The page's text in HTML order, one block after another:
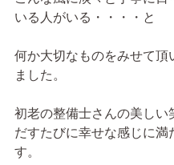
いる人がいる・・・・と
何か大切なものをみせて頂
ました。
初老の整備士さんの美しい
だすたびに幸せな感じに満
す。